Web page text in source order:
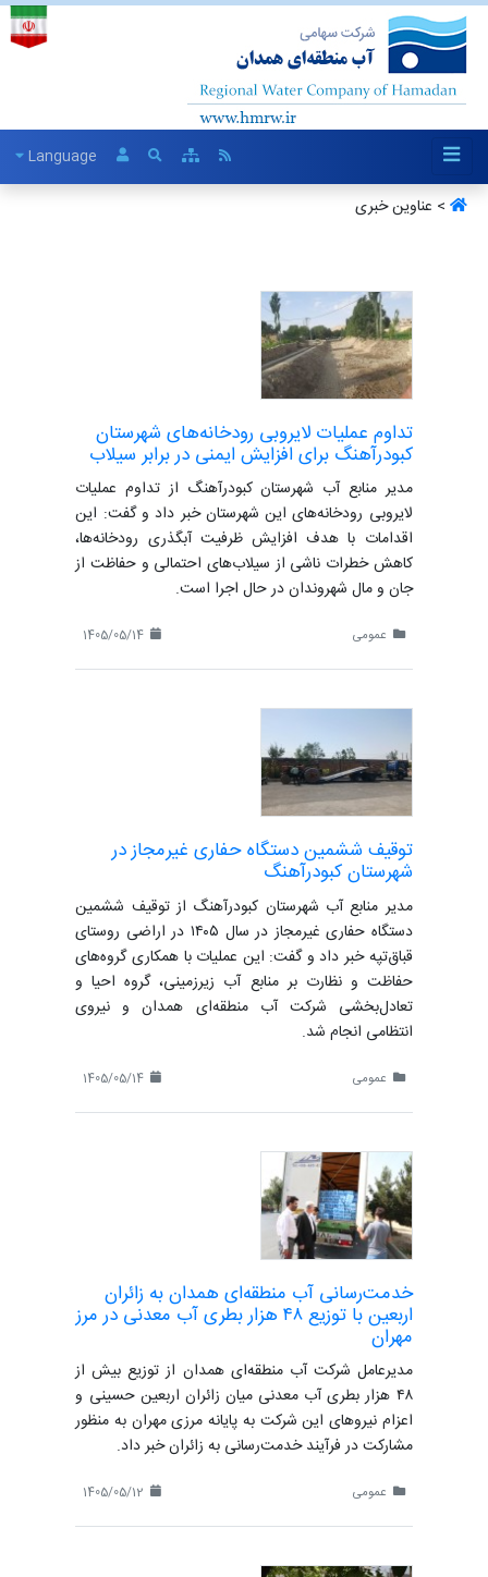
Language
> عناوین خبری
تداوم عملیات لایروبی رودخانه‌های شهرستان
کبودرآهنگ برای افزایش ایمنی در برابر سیلاب
مدیر منابع آب شهرستان کبودرآهنگ از تداوم عملیات
لایروبی رودخانه‌های این شهرستان خبر داد و گفت: این
اقدامات با هدف افزایش ظرفیت آبگذری رودخانه‌ها،
کاهش خطرات ناشی از سیلاب‌های احتمالی و حفاظت از
جان و مال شهروندان در حال اجرا است.
عمومی
توقیف ششمین دستگاه حفاری غیرمجاز در
شهرستان کبودرآهنگ
مدیر منابع آب شهرستان کبودرآهنگ از توقیف ششمین
دستگاه حفاری غیرمجاز در سال ۱۴۰۵ در اراضی روستای
قباق‌تپه خبر داد و گفت: این عملیات با همکاری گروه‌های
حفاظت و نظارت بر منابع آب زیرزمینی، گروه احیا و
تعادل‌بخشی شرکت آب منطقه‌ای همدان و نیروی
انتظامی انجام شد.
عمومی
خدمت‌رسانی آب منطقه‌ای همدان به زائران
اربعین با توزیع ۴۸ هزار بطری آب معدنی در مرز
مهران
مدیرعامل شرکت آب منطقه‌ای همدان از توزیع بیش از
۴۸ هزار بطری آب معدنی میان زائران اربعین حسینی و
اعزام نیروهای این شرکت به پایانه مرزی مهران به منظور
مشارکت در فرآیند خدمت‌رسانی به زائران خبر داد.
عمومی